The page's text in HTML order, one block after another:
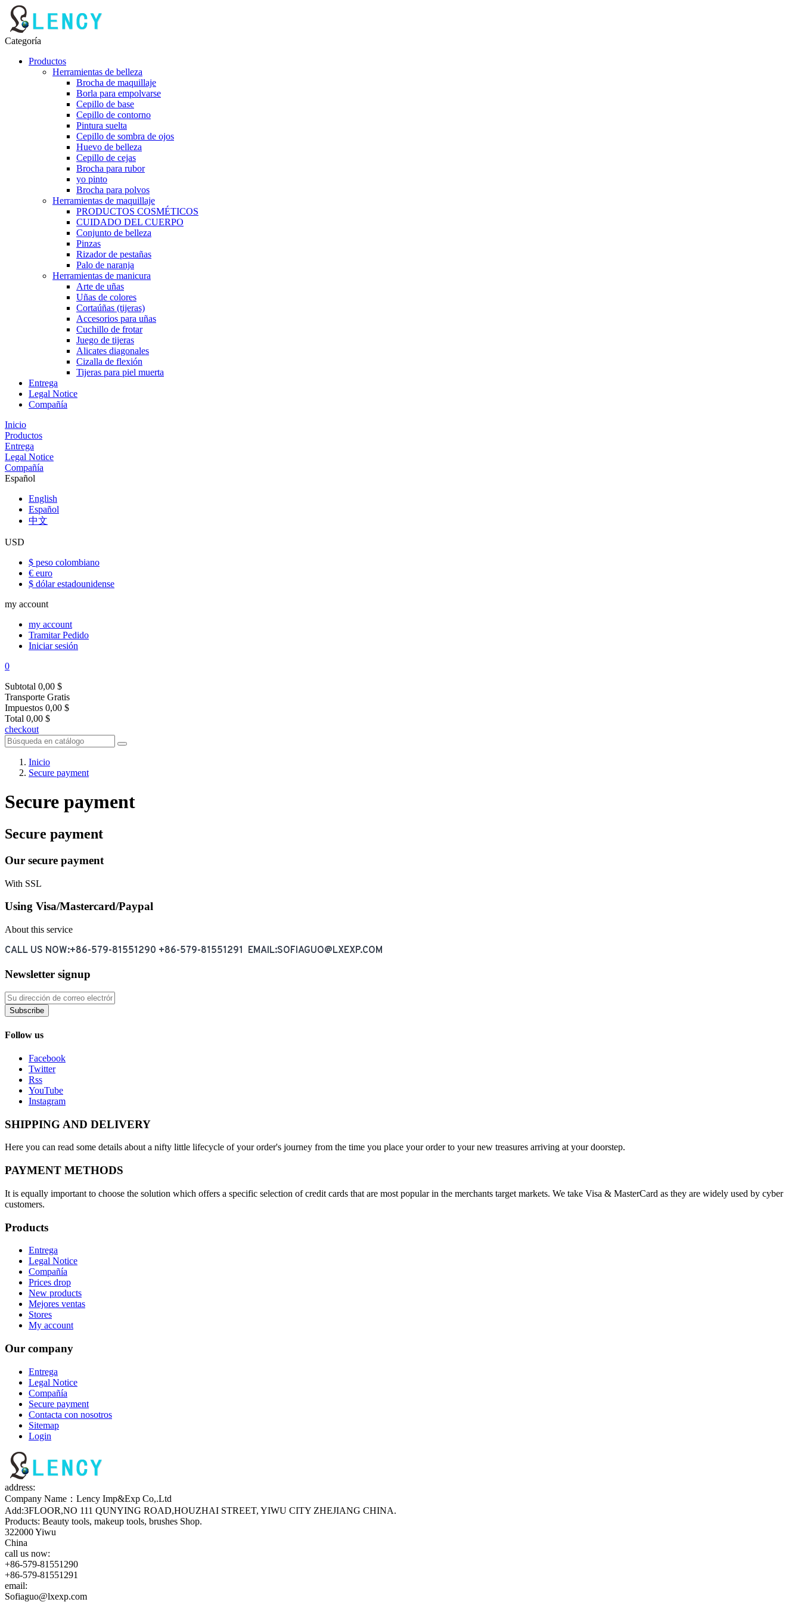
Categoría
Productos
Herramientas de belleza
Brocha de maquillaje
Borla para empolvarse
Cepillo de base
Cepillo de contorno
Pintura suelta
Cepillo de sombra de ojos
Huevo de belleza
Cepillo de cejas
Brocha para rubor
yo pinto
Brocha para polvos
Herramientas de maquillaje
PRODUCTOS COSMÉTICOS
CUIDADO DEL CUERPO
Conjunto de belleza
Pinzas
Rizador de pestañas
Palo de naranja
Herramientas de manicura
Arte de uñas
Uñas de colores
Cortaúñas (tijeras)
Accesorios para uñas
Cuchillo de frotar
Juego de tijeras
Alicates diagonales
Cizalla de flexión
Tijeras para piel muerta
Entrega
Legal Notice
Compañía
Inicio
Productos
Entrega
Legal Notice
Compañía
Español
English
Español
中文
USD
$ peso colombiano
€ euro
$ dólar estadounidense
my account
my account
Tramitar Pedido
Iniciar sesión
0
Subtotal 0,00 $
Transporte Gratis
Impuestos 0,00 $
Total 0,00 $
checkout
Inicio
Secure payment
Secure payment
Secure payment
Our secure payment
With SSL
Using Visa/Mastercard/Paypal
About this service
CALL US NOW:+86-579-81551290 +86-579-81551291 EMAIL:SOFIAGUO@LXEXP.COM
Newsletter signup
Subscribe
Follow us
Facebook
Twitter
Rss
YouTube
Instagram
SHIPPING AND DELIVERY
Here you can read some details about a nifty little lifecycle of your order's journey from the time you place your order to your new treasures arriving at your doorstep.
PAYMENT METHODS
It is equally important to choose the solution which offers a specific selection of credit cards that are most popular in the merchants target markets. We take Visa & MasterCard as they are widely used by cyber
customers.
Products
Entrega
Legal Notice
Compañía
Prices drop
New products
Mejores ventas
Stores
My account
Our company
Entrega
Legal Notice
Compañía
Secure payment
Contacta con nosotros
Sitemap
Login
address:
Company Name：Lency Imp&Exp Co,.Ltd
Add:3FLOOR,NO 111 QUNYING ROAD,HOUZHAI STREET, YIWU CITY ZHEJIANG CHINA.
Products: Beauty tools, makeup tools, brushes Shop.
322000 Yiwu
China
call us now:
+86-579-81551290
+86-579-81551291
email:
Sofiaguo@lxexp.com